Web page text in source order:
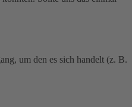
um den es sich handelt (z. B.